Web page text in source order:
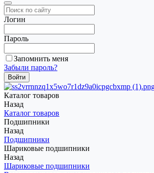
Логин
Пароль
Запомнить меня
Забыли пароль?
Каталог товаров
Назад
Каталог товаров
Подшипники
Назад
Подшипники
Шариковые подшипники
Назад
Шариковые подшипники